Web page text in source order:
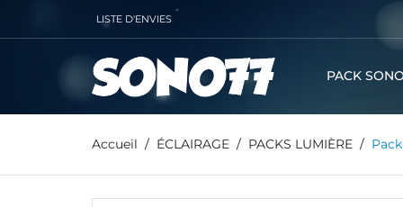
LISTE D'ENVIES
PACK
Accueil ÉCLAIRAGE PACKS LUMIÈRE